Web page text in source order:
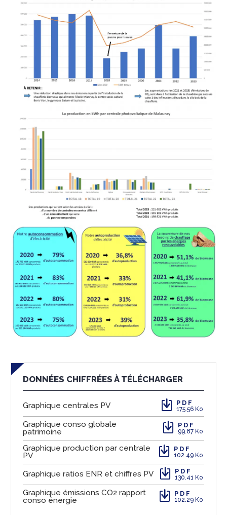
DONNÉES CHIFFRÉES À TÉLÉCHARGER
Graphique centrales PV PDF
175.56 Ko
Graphique conso globale
patrimoine
PDF
99.87 Ko
Graphique production par centrale
PV
PDF
102.49 Ko
Graphique ratios ENR et chiffres PV PDF
130.41 Ko
Graphique émissions CO2 rapport
conso énergie
PDF
102.29 Ko